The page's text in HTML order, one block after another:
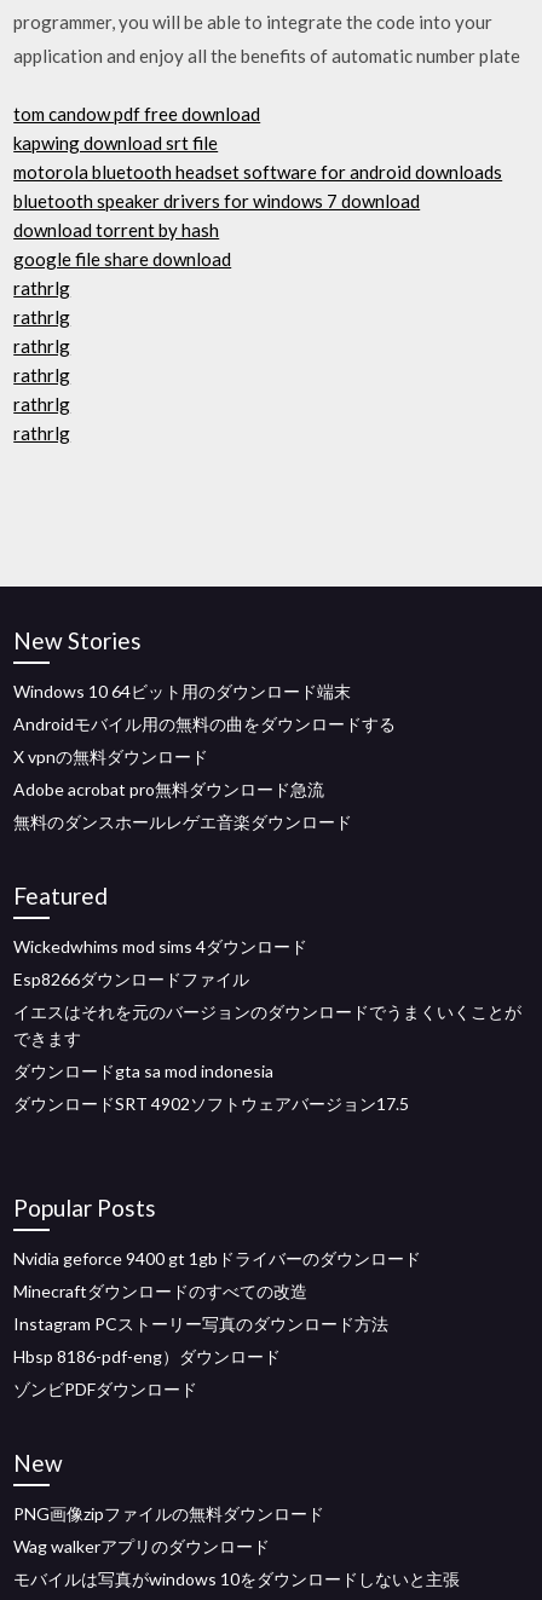
programmer, you will be able to integrate the code into your
application and enjoy all the benefits of automatic number plate
tom candow pdf free download
kapwing download srt file
motorola bluetooth headset software for android downloads
bluetooth speaker drivers for windows 7 download
download torrent by hash
google file share download
rathrlg
rathrlg
rathrlg
rathrlg
rathrlg
rathrlg
New Stories
Windows 10 64ビット用のダウンロード端末
Androidモバイル用の無料の曲をダウンロードする
X vpnの無料ダウンロード
Adobe acrobat pro無料ダウンロード急流
無料のダンスホールレゲエ音楽ダウンロード
Featured
Wickedwhims mod sims 4ダウンロード
Esp8266ダウンロードファイル
イエスはそれを元のバージョンのダウンロードでうまくいくことが
できます
ダウンロードgta sa mod indonesia
ダウンロードSRT 4902ソフトウェアバージョン17.5
Popular Posts
Nvidia geforce 9400 gt 1gbドライバーのダウンロード
Minecraftダウンロードのすべての改造
Instagram PCストーリー写真のダウンロード方法
Hbsp 8186-pdf-eng）ダウンロード
ゾンビPDFダウンロード
New
PNG画像zipファイルの無料ダウンロード
Wag walkerアプリのダウンロード
モバイルは写真がwindows 10をダウンロードしないと主張